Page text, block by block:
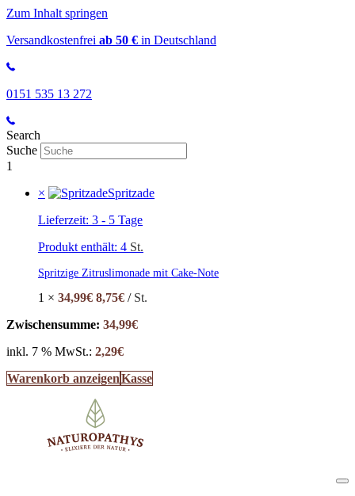
Zum Inhalt springen
Versandkostenfrei ab 50 € in Deutschland
0151 535 13 272
Search
Suche
1
×
Spritzade
Lieferzeit: 3 - 5 Tage
Produkt enthält: 4 St.
Spritzige Zitruslimonade mit Cake-Note
1 × 34,99€ 8,75€ / St.
Zwischensumme: 34,99€
inkl. 7 % MwSt.: 2,29€
Warenkorb anzeigenKasse